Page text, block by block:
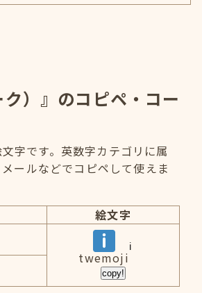
ク）』のコピペ・コー
文字です。英数字カテゴリに属
ールなどでコピペして使えま
絵文字
twemoji
copy!